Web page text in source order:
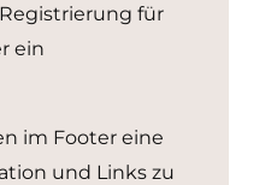
für
ein
im Footer eine
und Links zu